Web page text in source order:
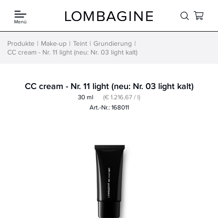
Menü
Produkte Make-up Teint
Grundierung
CC cream - Nr. 11 light (neu: Nr. 03 light kalt)
CC cream - Nr. 11 light (neu: Nr. 03 light kalt)
30 ml
(€ 1.216,67 / l)
Art.-Nr.: 168011